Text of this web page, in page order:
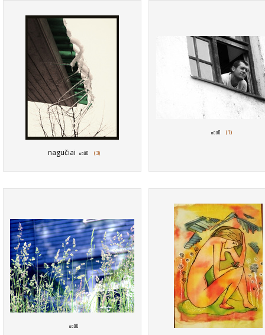
nagučiai (3)
(1)